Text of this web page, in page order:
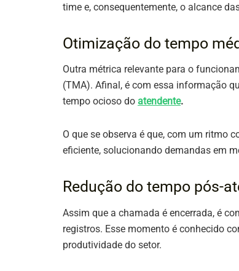
time e, consequentemente, o alcance
Otimização do tempo
Outra métrica relevante para o
(TMA). Afinal, é com essa informação
tempo ocioso do atendente.
O que se observa é que, com um ritmo
eficiente, solucionando demandas em
Redução do tempo pós-
Assim que a chamada é encerrada, é
registros. Esse momento é conhecido
produtividade do setor.